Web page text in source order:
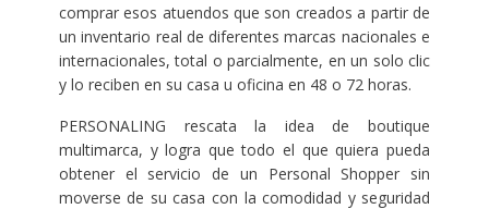
comprar esos atuendos que son creados a partir de
un inventario real de diferentes marcas nacionales e
internacionales, total o parcialmente, en un solo clic
y lo reciben en su casa u oficina en 48 o 72 horas.
PERSONALING rescata la idea de boutique
multimarca, y logra que todo el que quiera pueda
obtener el servicio de un Personal Shopper sin
moverse de su casa con la comodidad y seguridad